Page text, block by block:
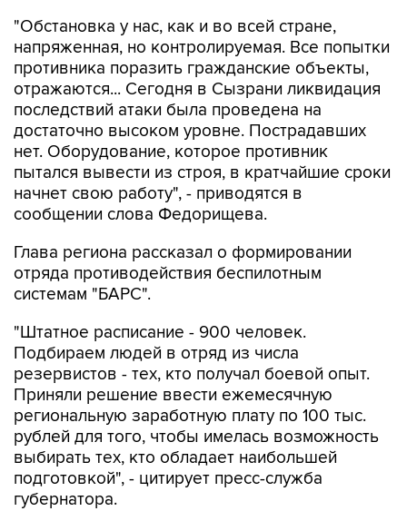
"Обстановка у нас, как и во всей стране,
напряженная, но контролируемая. Все попытки
противника поразить гражданские объекты,
отражаются... Сегодня в Сызрани ликвидация
последствий атаки была проведена на
достаточно высоком уровне. Пострадавших
нет. Оборудование, которое противник
пытался вывести из строя, в кратчайшие сроки
начнет свою работу", - приводятся в
сообщении слова Федорищева.
Глава региона рассказал о формировании
отряда противодействия беспилотным
системам "БАРС".
"Штатное расписание - 900 человек.
Подбираем людей в отряд из числа
резервистов - тех, кто получал боевой опыт.
Приняли решение ввести ежемесячную
региональную заработную плату по 100 тыс.
рублей для того, чтобы имелась возможность
выбирать тех, кто обладает наибольшей
подготовкой", - цитирует пресс-служба
губернатора.